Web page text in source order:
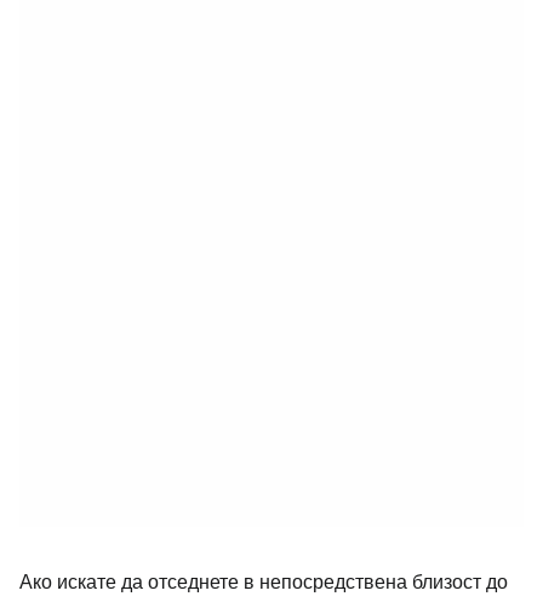
Ако искате да отседнете в непосредствена близост до